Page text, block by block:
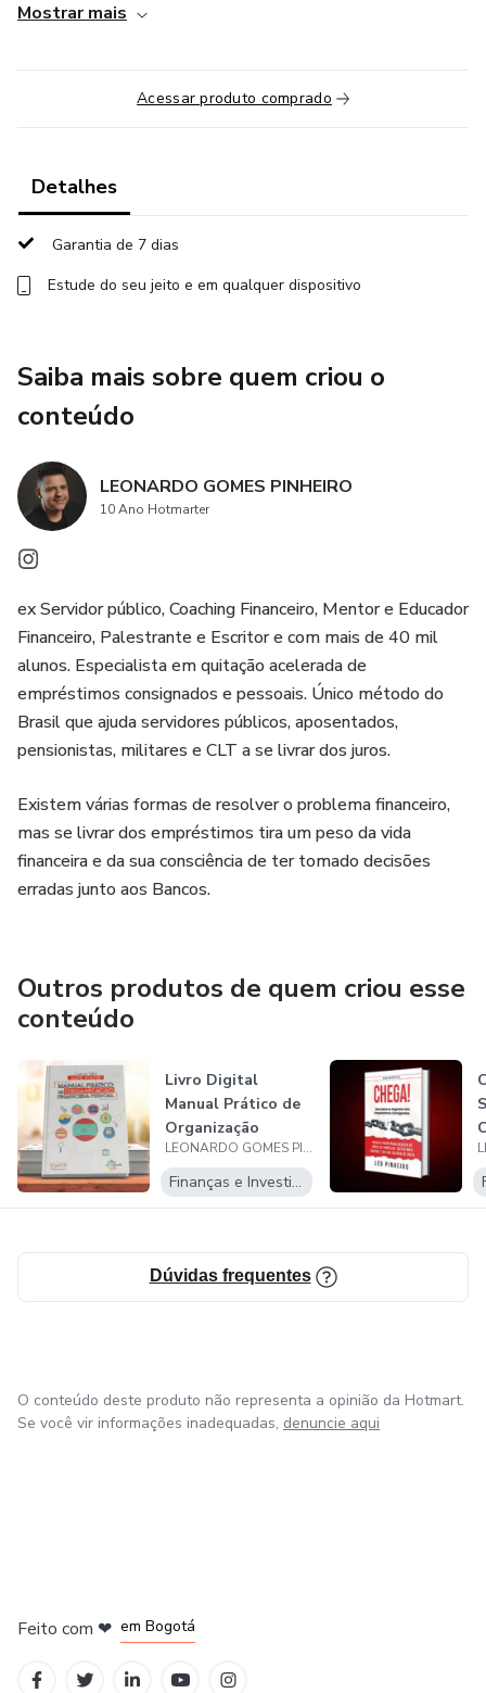
produto e sua aquisição, através plataforma, não podem
e resultado, em qualquer hipótese. Ao adquiri-lo, o
comprador declara estar ciente dessas informações. Os
termos e políticas da Hotmart podem ser acessados aqui,
(Link para anexo na palavra AQUI:
https://www.hotmart.com/legal/pt-BR)
Mostrar mais
Acessar produto comprado
Detalhes
Garantia de 7 dias
Estude do seu jeito e em qualquer dispositivo
Saiba mais sobre quem criou o
conteúdo
LEONARDO GOMES PINHEIRO
10 Ano Hotmarter
ex Servidor público, Coaching Financeiro, Mentor e Educador
Financeiro, Palestrante e Escritor e com mais de 40 mil
alunos. Especialista em quitação acelerada de
empréstimos consignados e pessoais. Único método do
Brasil que ajuda servidores públicos, aposentados,
pensionistas, militares e CLT a se livrar dos juros.
Existem várias formas de resolver o problema financeiro,
mas se livrar dos empréstimos tira um peso da vida
financeira e da sua consciência de ter tomado decisões
erradas junto aos Bancos.
Outros produtos de quem criou esse
conteúdo
Livro Digital
Manual Prático de
Organização
Financeira Pesso...LEONARDO GOMES PINHEIRO
Finanças e Investimentos
Dúvidas frequentes
O conteúdo deste produto não representa a opinião da Hotmart.
Se você vir informações inadequadas, denuncie aqui
Feito com ❤ em Bogotá